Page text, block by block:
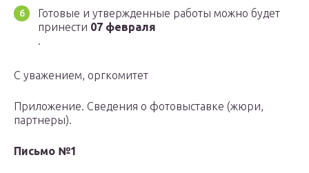
Готовые и утвержденные работы можно будет
принести 07 февраля
.
C уважением, оргкомитет
Приложение. Сведения о фотовыставке (жюри,
партнеры).
Письмо №1